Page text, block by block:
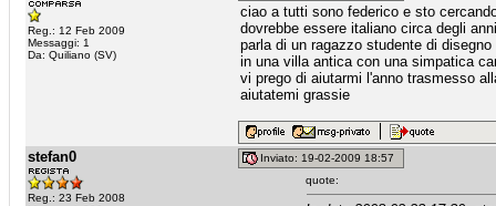
Reg.: 12 Feb 2009
Messaggi: 1
Da: Quiliano (SV)
ciao a tutti sono federico e sto
dovrebbe essere italiano circa degli
parla di un ragazzo studente di
in una villa antica con una simpatica
vi prego di aiutarmi l'anno trasmesso
aiutatemi grassie
stefan0
Reg.: 23 Feb 2008
Inviato: 19-02-2009 18:57
quote: